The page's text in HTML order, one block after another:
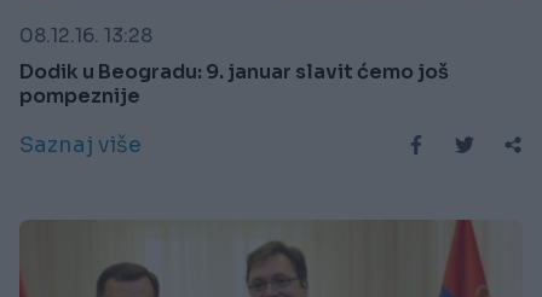
08.12.16. 13:28
Dodik u Beogradu: 9. januar slavit ćemo još
pompeznije
Saznaj više